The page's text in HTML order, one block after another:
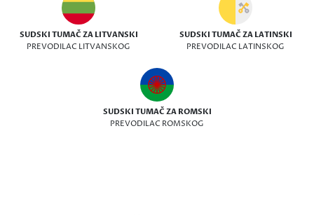
SUDSKI TUMAČ ZA LITVANSKI
PREVODILAC LITVANSKOG
SUDSKI TUMAČ ZA LATINSKI
PREVODILAC LATINSKOG
SUDSKI TUMAČ ZA ROMSKI
PREVODILAC ROMSKOG